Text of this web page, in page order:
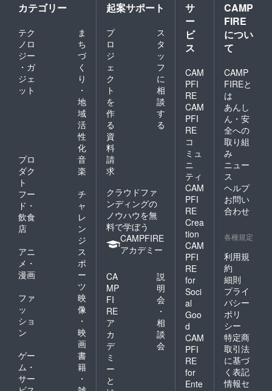
カテゴリー
テク
ノロ
ジー
・ガ
ジェ
ット
ま
ち
づ
く
り
・
地
域
活
性
化
プロ
ダク
ト
音
楽
フー
ド・
飲食
店
チ
ャ
レ
ン
ジ
アニ
メ・
漫画
ス
ポ
ー
ツ
ファ
ッ
ショ
ン
映
像
・
映
画
ゲー
ム・
サー
書
籍
・
起案サポート
プ
ロ
ジ
ェ
ク
ト
を
作
る
ス
タ
ッ
フ
に
相
談
す
る
資
料
請
求
クラウドファ
ンディングの
ノウハウを無
料で学ぼう
CAMPFIRE
アカデミー
CA
MP
FI
RE
ア
カ
デ
ミ
ー
と
説
明
会
・
相
談
会
サ
ー
ビ
ス
CAM
PFI
RE
CAM
PFI
RE
コ
ミュ
ニ
ティ
CAM
PFI
RE
Crea
tion
CAM
PFI
RE
for
Soci
al
Goo
d
CAM
PFI
RE
for
Ente
CAMP
FIRE
につい
て
CAMP
FIREと
は
あんし
ん・安
全への
取り組
み
ニュー
ス
ヘルプ
お問い
合わせ
各種規定
利用規
約
細則
プライ
バシー
ポリ
シー
特定商
取引法
に基づ
く表記
情報セ